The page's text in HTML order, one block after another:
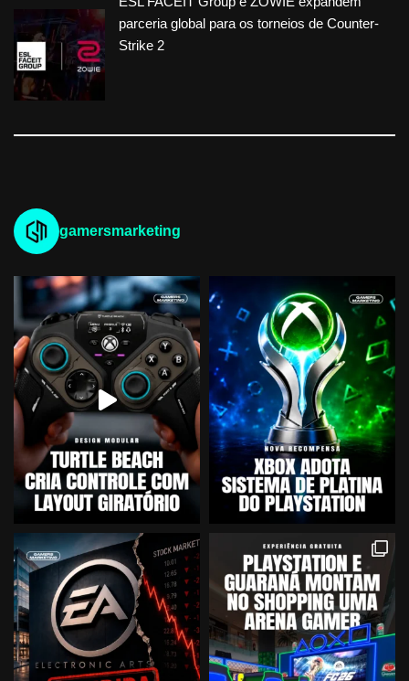
parceria global para os torneios de Counter-
Strike 2
gamersmarketing